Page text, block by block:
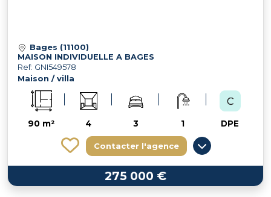
Bages (11100)
MAISON INDIVIDUELLE A BAGES
Ref: GNI549578
Maison / villa
90 m² 4 3 1 DPE
Contacter l'agence
275 000 €